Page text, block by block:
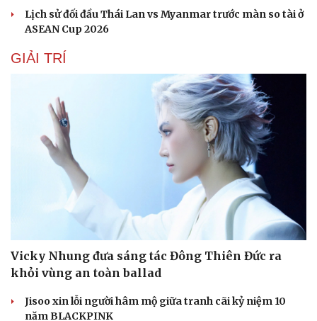
Ăn sạch sống khỏe
Lịch sử đối đầu Thái Lan vs Myanmar trước màn so tài ở
ASEAN Cup 2026
GIẢI TRÍ
Vicky Nhung đưa sáng tác Đông Thiên Đức ra
khỏi vùng an toàn ballad
Jisoo xin lỗi người hâm mộ giữa tranh cãi kỷ niệm 10
năm BLACKPINK